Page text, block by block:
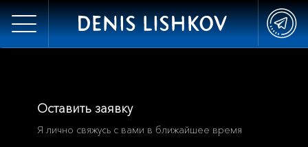
Оставить заявку
Я лично свяжусь с вами в ближайшее время